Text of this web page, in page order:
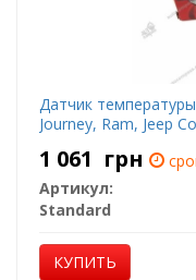
Датчик
Journey, Ram, Jeep
1 061 грн
Артикул:
Standard
КУПИТЬ